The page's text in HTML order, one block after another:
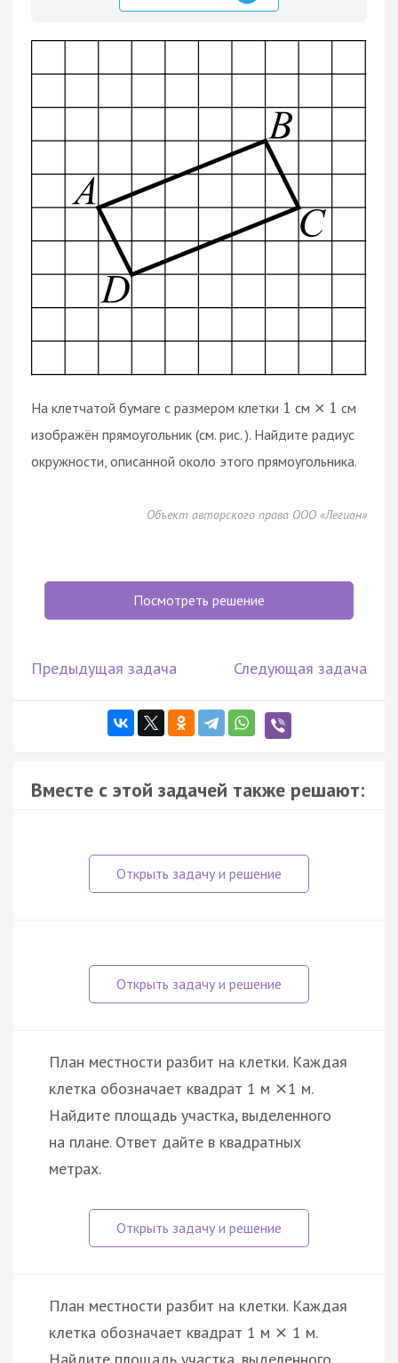
На клетчатой бумаге с размером клетки 1 см × 1 см
изображён прямоугольник (см. рис. ). Найдите радиус
окружности, описанной около этого прямоугольника.
Объект авторского права ООО «Легион»
Посмотреть решение
Предыдущая задача Следующая задача
Вместе с этой задачей также решают:
План местности разбит на клетки. Каждая
клетка обозначает квадрат 1 м ×1 м.
Найдите площадь участка, выделенного
на плане. Ответ дайте в квадратных
метрах.
План местности разбит на клетки. Каждая
клетка обозначает квадрат 1 м × 1 м.